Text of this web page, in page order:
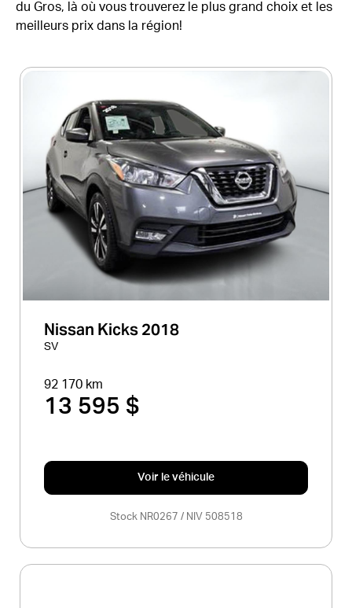
du Gros, là où vous trouverez le plus grand choix et les
meilleurs prix dans la région!
Nissan Kicks 2018
SV
92 170 km
13 595 $
Voir le véhicule
Stock NR0267 / NIV 508518